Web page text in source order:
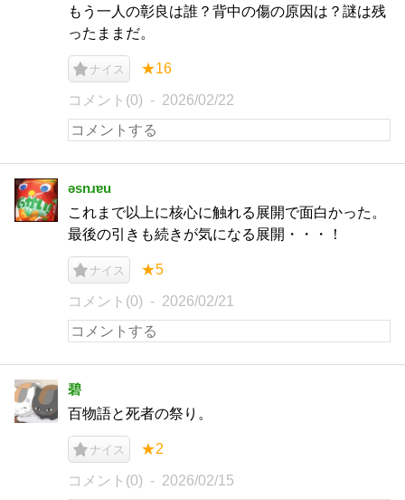
もう一人の彰良は誰？背中の傷の原因は？謎は残
ったままだ。
ナイス ★16
コメント(0) 2026/02/22
ǝsnɹɐu
これまで以上に核心に触れる展開で面白かった。
最後の引きも続きが気になる展開・・・！
ナイス ★5
コメント(0) 2026/02/21
碧
百物語と死者の祭り。
ナイス ★2
コメント(0) 2026/02/15